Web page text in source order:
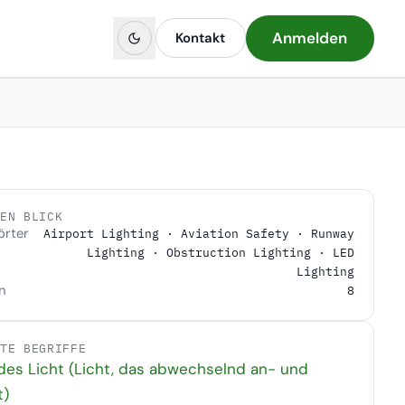
Kontakt Anmelden
BLICK
Airport Lighting · Aviation Safety · Runway
Lighting · Obstruction Lighting · LED
Lighting
8
BEGRIFFE
Licht (Licht, das abwechselnd an- und